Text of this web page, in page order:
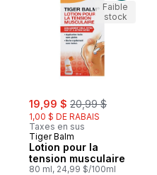
sale:
19,99 $ , formerly:
20,99 $
1,00 $ DE RABAIS
Taxes en sus
Tiger Balm
Lotion pour la
tension musculaire
80 ml, 24,99 $/100ml
Faible
stock